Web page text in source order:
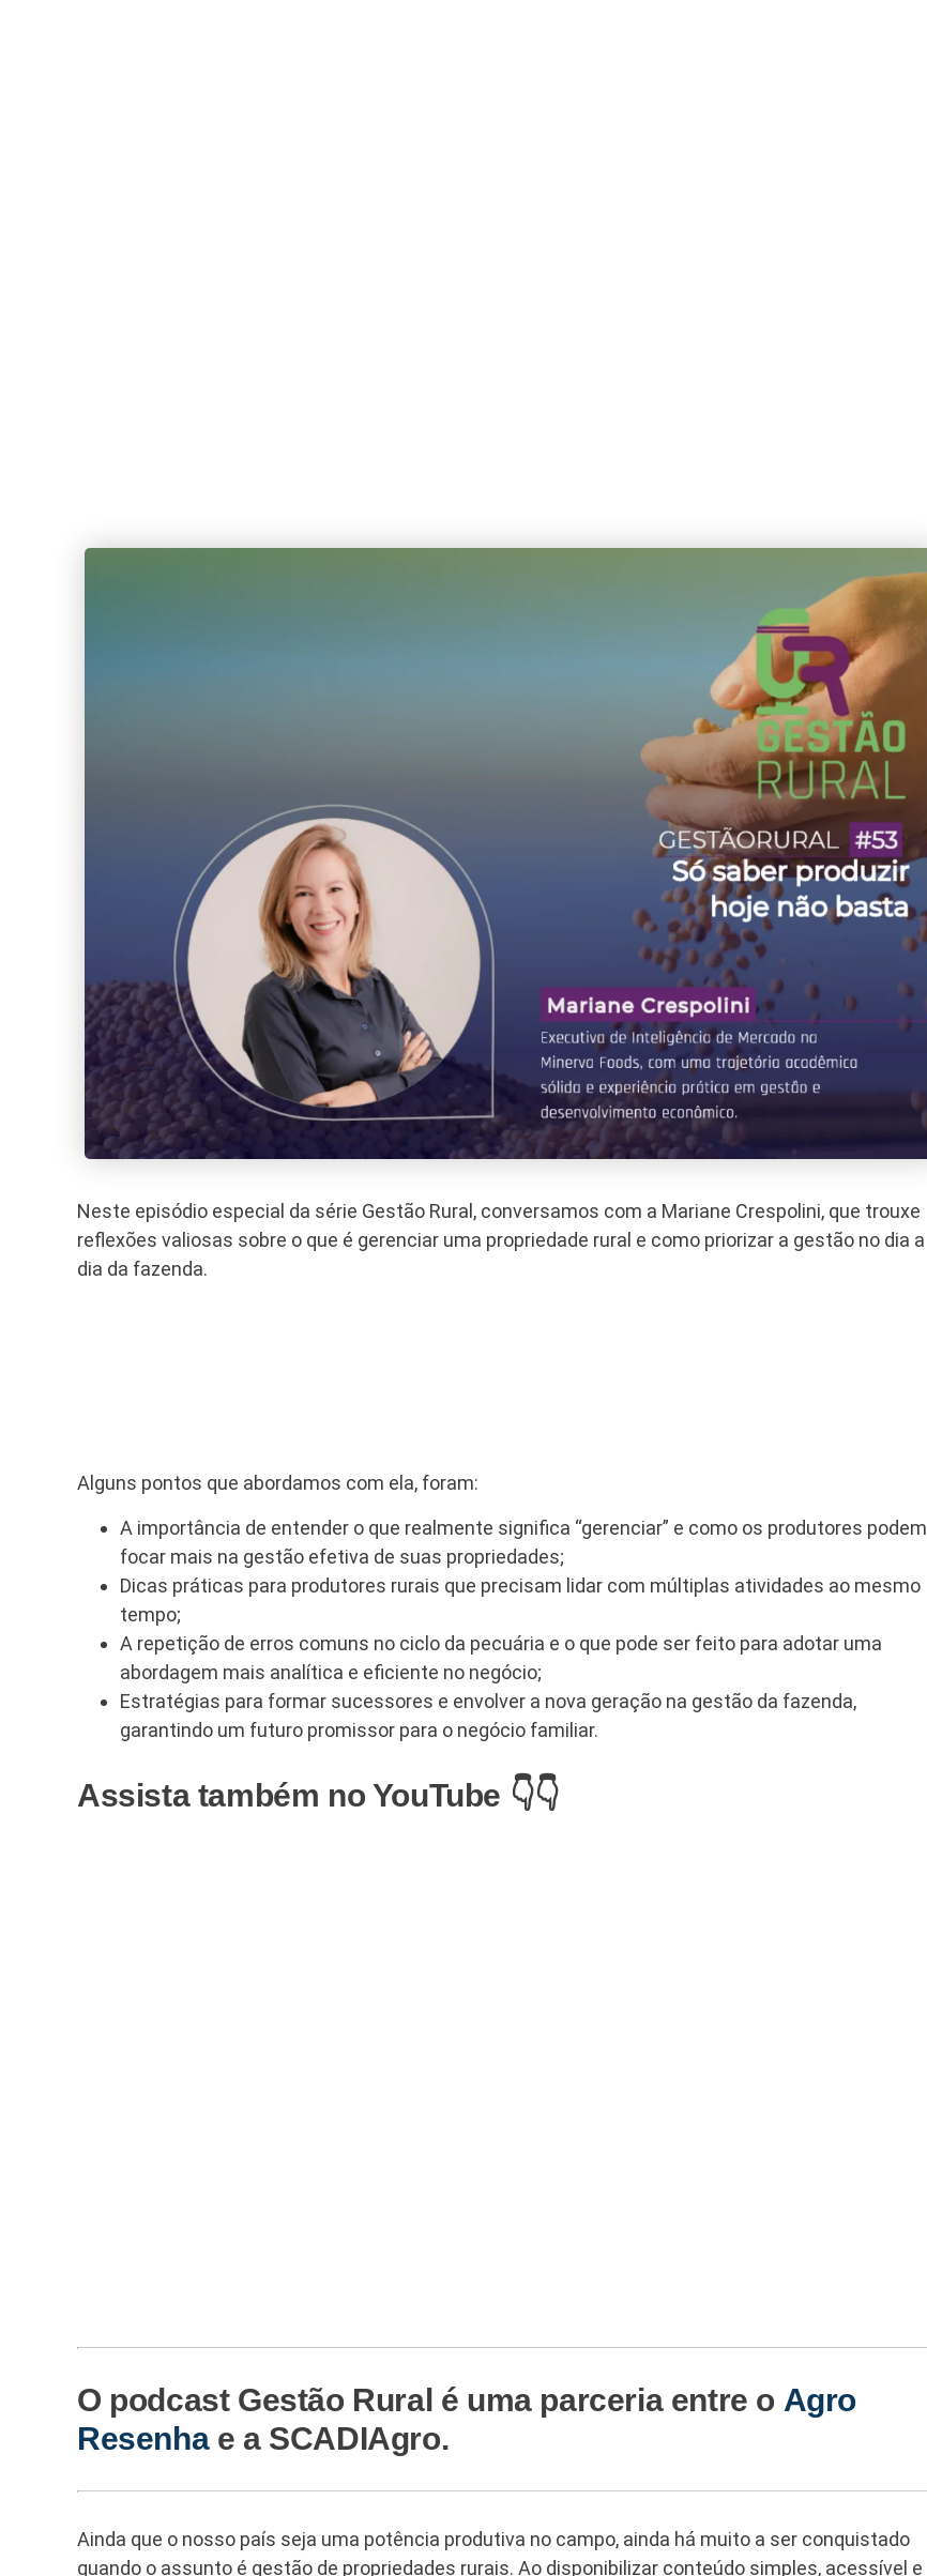
Neste episódio especial da série Gestão Rural, conversamos com a Mariane Crespolini, que trouxe
reflexões valiosas sobre o que é gerenciar uma propriedade rural e como priorizar a gestão no dia a
dia da fazenda.
Alguns pontos que abordamos com ela, foram:
A importância de entender o que realmente significa “gerenciar” e como os produtores podem
focar mais na gestão efetiva de suas propriedades;
Dicas práticas para produtores rurais que precisam lidar com múltiplas atividades ao mesmo
tempo;
A repetição de erros comuns no ciclo da pecuária e o que pode ser feito para adotar uma
abordagem mais analítica e eficiente no negócio;
Estratégias para formar sucessores e envolver a nova geração na gestão da fazenda,
garantindo um futuro promissor para o negócio familiar.
Assista também no YouTube 👇👇
O podcast Gestão Rural é uma parceria entre o Agro
Resenhae a SCADIAgro.
Ainda que o nosso país seja uma potência produtiva no campo, ainda há muito a ser conquistado
quando o assunto é gestão de propriedades rurais. Ao disponibilizar conteúdo simples, acessível e